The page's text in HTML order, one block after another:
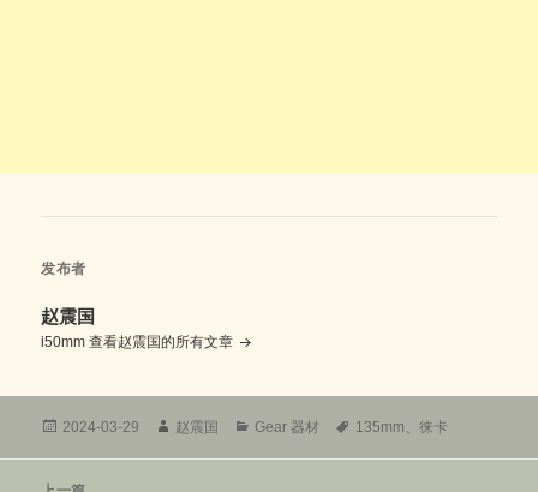
发布者
赵震国
i50mm查看赵震国的所有文章
发
2024-03-29
作
赵震国
分
Gear 器材
标
135mm 、徕卡